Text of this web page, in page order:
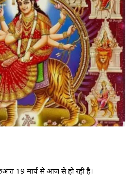
19 मार्च से आज से हो रही है।